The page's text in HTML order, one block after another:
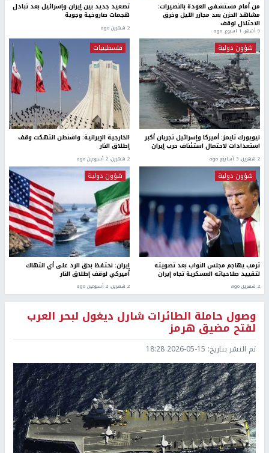
من أمام مستشفى العودة بالنصيرات:
مشاهد الحزن بعد مجازر الليل وخرق
الاحتلال لوقف
9 أشهر، 1 اسبوع. ago
تصعيد جديد بين إيران وإسرائيل بعد تبادل
هجمات صاروخية وجوية
2 شهرين ago
شؤون دولية
نيويورك تايمز: أميركا وإسرائيل تجريان أكبر
استعدادات لاحتمال استئناف حرب إيران
2 شهرين، 3 أسابيع ago
فلسطينيات
الخارجية الإيرانية: واشنطن انتهكت وقف
إطلاق النار
2 شهرين، 2 أسبوعين ago
شؤون دولية
ترمب يهاجم مجلس النواب بعد تصويته
لتقييد صلاحياته العسكرية تجاه إيران
2 شهرين ago
شؤون دولية
إيران: نحتفظ بحق الرد على أي انتهاك
أميركي لوقف إطلاق النار
2 شهرين، 2 أسبوعين ago
وصول حاملة الطائرات شارل ديغول لبحر العرب
لفتح مضيق هرمز
تم النشر بتاريخ: 2026-05-15 18:28